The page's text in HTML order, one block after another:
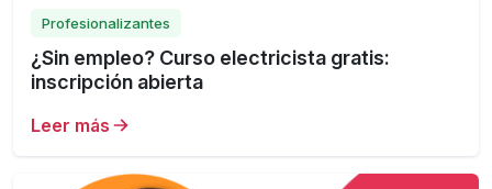
Profesionalizantes
¿Sin empleo? Curso electricista gratis:
inscripción abierta
Leer más